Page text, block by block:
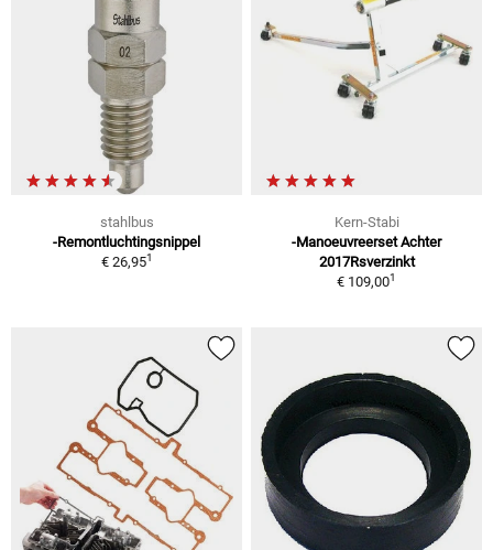
stahlbus
-Remontluchtingsnippel
€ 26,951
Kern-Stabi
-Manoeuvreerset Achter
2017Rsverzinkt
€ 109,001